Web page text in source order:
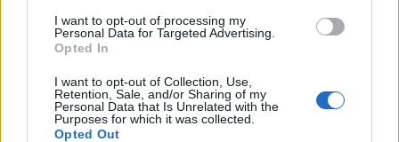
I want to opt-out of processing my
Personal Data for Targeted Advertising.
Opted In
I want to opt-out of Collection, Use,
Retention, Sale, and/or Sharing of my
Personal Data that Is Unrelated with the
Purposes for which it was collected.
Opted Out
i tuoi video e le tue foto
Su WhatsApp al numero +39